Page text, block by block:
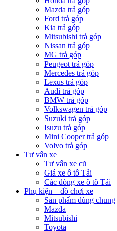
Mazda trả góp
Ford trả góp
Kia trả góp
Mitsubishi trả góp
Nissan trả góp
MG trả góp
Peugeot trả góp
Mercedes trả góp
Lexus trả góp
Audi trả góp
BMW trả góp
Volkswagen trả góp
Suzuki trả góp
Isuzu trả góp
Mini Cooper trả góp
Volvo trả góp
Tư vấn xe
Tư vấn xe cũ
Giá xe ô tô Tải
Các dòng xe ô tô Tải
Phụ kiện – đồ chơi xe
Sản phẩm dùng chung
Mazda
Mitsubishi
Toyota